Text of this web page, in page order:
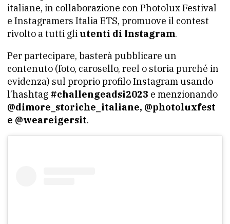
italiane, in collaborazione con Photolux Festival
e Instagramers Italia ETS, promuove il contest
rivolto a tutti gli utenti di Instagram.
Per partecipare, basterà pubblicare un
contenuto (foto, carosello, reel o storia purché in
evidenza) sul proprio profilo Instagram usando
l’hashtag #challengeadsi2023 e menzionando
@dimore_storiche_italiane, @photoluxfest
e @weareigersit.